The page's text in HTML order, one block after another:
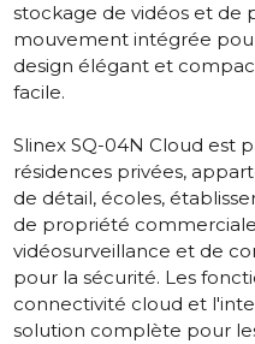
stockage de vidéos et de
mouvement intégrée
design élégant et
facile.
Slinex SQ-04N Cloud est
résidences privées,
de détail, écoles,
de propriété
vidéosurveillance et de
pour la sécurité. Les
connectivité cloud et
solution complète pour